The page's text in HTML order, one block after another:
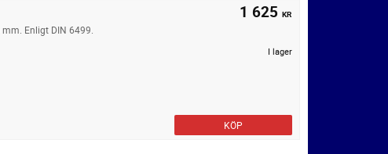
Enligt DIN 6499.
1 625 KR
I lager
KÖP